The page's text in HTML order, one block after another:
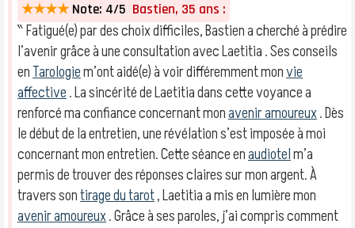
★★★★ Note: 4/5 Bastien, 35 ans :
‶ Fatigué(e) par des choix difficiles, Bastien a cherché à prédire
l’avenir grâce à une consultation avec Laetitia . Ses conseils
enTarologiem’ont aidé(e) à voir différemment monvie
affective. La sincérité de Laetitia dans cette voyance a
renforcé ma confiance concernant monavenir amoureux. Dès
le début de la entretien, une révélation s’est imposée à moi
concernant mon entretien. Cette séance enaudiotelm’a
permis de trouver des réponses claires sur mon argent. À
travers sontirage du tarot, Laetitia a mis en lumière mon
avenir amoureux. Grâce à ses paroles, j’ai compris comment